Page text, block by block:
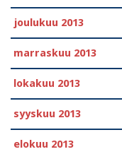
joulukuu 2013
marraskuu 2013
lokakuu 2013
syyskuu 2013
elokuu 2013